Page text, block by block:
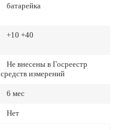
батарейка
+10 +40
Не внесены в Госреестр
средств измерений
6 мес
Нет